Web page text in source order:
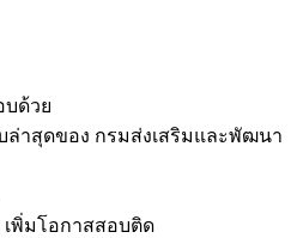
บด้วย
าสุดของ กรมส่งเสริมและพัฒนา
พิ่มโอกาสสอบติด